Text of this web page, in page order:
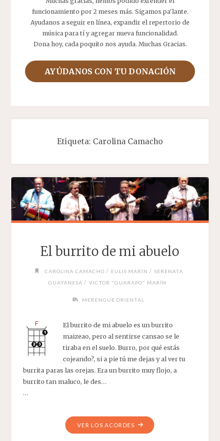
funcionamiento por 2 meses más. Sigamos pa'lante.
Ayudanos a seguir en línea, expandir el repertorio de
música para tí y agregar nueva funcionalidad.
Dona hoy, cada poquito nos ayuda. Muchas Gracias.
AYÚDANOS CON TU DONACIÓN
Etiqueta: Carolina Camacho
El burrito de mi abuelo
CAROLINA CAMACHO / EULIS MARÍN / SERENATA
GUAYANESA / VICTOR "GUARAPO" MARÍN
MERENGUE ORIENTAL
El burrito de mi abuelo es un burrito
maizeao, pero al sentirse cansao se le
tiraba en el suelo. Burro, por qué estás
cojeando?, si a pie tú me dejas y al ver tu
burrita paras las orejas. Era un burrito muy flojo, a
burrito tan maluco, le des…
…
VER LOS ACORDES"EL